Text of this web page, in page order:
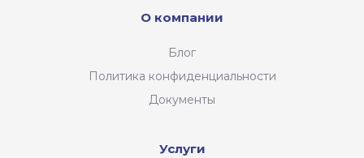
О компании
Блог
Политика конфиденциальности
Документы
Услуги